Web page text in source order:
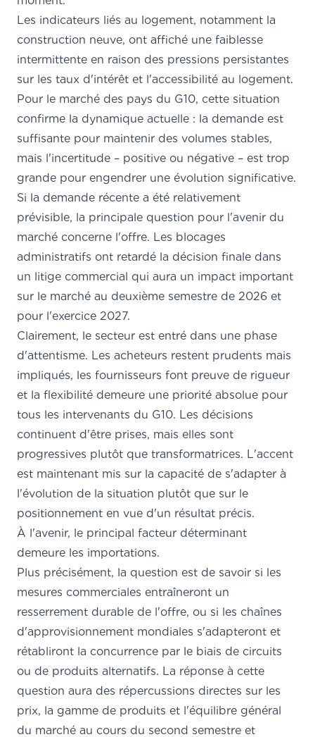
Les indicateurs liés au logement, notamment la
construction neuve, ont affiché une faiblesse
intermittente en raison des pressions persistantes
sur les taux d'intérêt et l'accessibilité au logement.
Pour le marché des pays du G10, cette situation
confirme la dynamique actuelle : la demande est
suffisante pour maintenir des volumes stables,
mais l'incertitude – positive ou négative – est trop
grande pour engendrer une évolution significative.
Si la demande récente a été relativement
prévisible, la principale question pour l'avenir du
marché concerne l'offre. Les blocages
administratifs ont retardé la décision finale dans
un litige commercial qui aura un impact important
sur le marché au deuxième semestre de 2026 et
pour l'exercice 2027.
Clairement, le secteur est entré dans une phase
d'attentisme. Les acheteurs restent prudents mais
impliqués, les fournisseurs font preuve de rigueur
et la flexibilité demeure une priorité absolue pour
tous les intervenants du G10. Les décisions
continuent d'être prises, mais elles sont
progressives plutôt que transformatrices. L'accent
est maintenant mis sur la capacité de s'adapter à
l'évolution de la situation plutôt que sur le
positionnement en vue d'un résultat précis.
À l'avenir, le principal facteur déterminant
demeure les importations.
Plus précisément, la question est de savoir si les
mesures commerciales entraîneront un
resserrement durable de l'offre, ou si les chaînes
d'approvisionnement mondiales s'adapteront et
rétabliront la concurrence par le biais de circuits
ou de produits alternatifs. La réponse à cette
question aura des répercussions directes sur les
prix, la gamme de produits et l'équilibre général
du marché au cours du second semestre et